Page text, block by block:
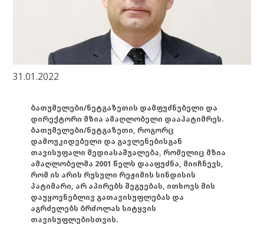
31.01.2022
ბათუმელები/ნეტგაზეთის დამფუძნებელი და
დირექტორი მზია ამაღლობელი დააპატიმრეს.
ბათუმელები/ნეტგაზეთი, როგორც
დამოუკიდებელი და გავლენებისგან
თავისუფალი მედიასაშუალება, რომელიც მზია
ამაღლობელმა 2001 წელს დააფუძნა, მიიჩნევს,
რომ ის არის რუსული რეჟიმის სინდისის
პატიმარი, არ აპირებს შეგუებას, ითხოვს მის
დაუყოვნებლივ გათავისუფლებას და
აგრძელებს ბრძოლას სიტყვის
თავისუფლებისთვის.